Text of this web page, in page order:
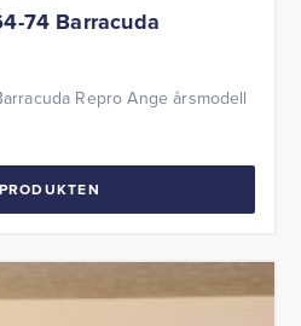
74 Barracuda
Repro Ange årsmodell